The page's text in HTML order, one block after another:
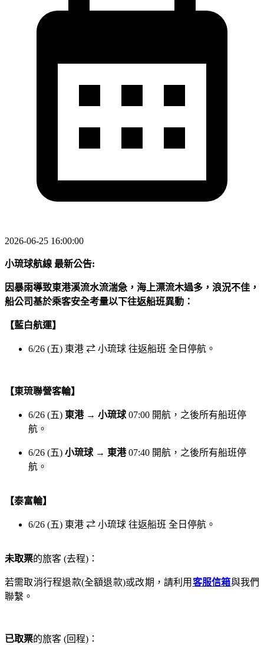
2026-06-25 16:00:00
小琉球航線 最新公告:
因暴雨導致東港溪流水流湍急，海上漂流木過多，浪況不佳，
船公司基於乘客安全考量以下往返船班異動：
【藍白航運】
6/26 (五) 東港 ⇄ 小琉球 往返船班 全日停航。
【東琉聯營客輪】
6/26 (五) 東港 → 小琉球 07:00 開航，之後所有船班停
航。
6/26 (五) 小琉球 → 東港07:40 開航，之後所有船班停
航。
【泰富輪】
6/26 (五) 東港 ⇄ 小琉球 往返船班 全日停航。
未取票的旅客 (去程)：
若需取消行程退款(全額退款)或改期，請利用 客服信箱與我們
聯繫。
已取票的旅客 (回程)：